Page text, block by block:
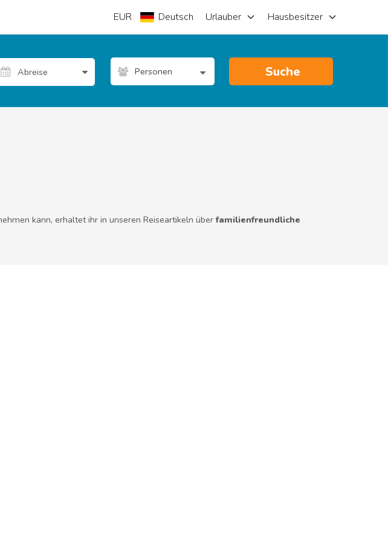
EUR Deutsch Urlauber Hausbesitzer
Personen Suche
kann, erhaltet ihr in unseren Reiseartikeln überfamilienfreundliche